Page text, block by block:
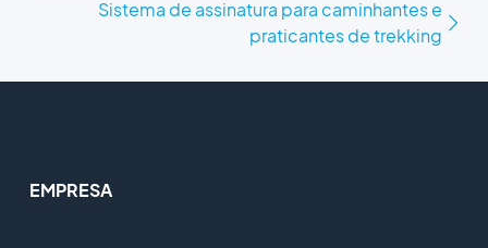
Sistema de assinatura para caminhantes e
praticantes de trekking
EMPRESA